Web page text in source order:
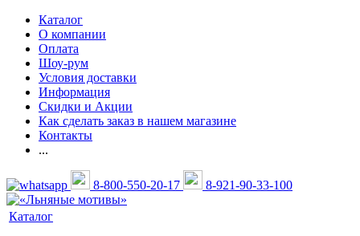
Каталог
О компании
Оплата
Шоу-рум
Условия доставки
Информация
Скидки и Акции
Как сделать заказ в нашем магазине
Контакты
...
8-800-550-20-17 8-921-90-33-100
Каталог